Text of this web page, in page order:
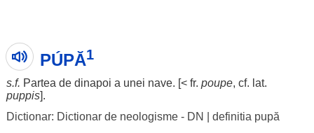
PÚPĂ1
s.f. Partea de dinapoi a unei nave. [< fr. poupe, cf. lat.
puppis].
Dictionar: Dictionar de neologisme - DN
definitia pupă